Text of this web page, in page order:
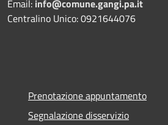
Email: info@comune.gangi.pa.it
Centralino Unico: 0921644076
Prenotazione appuntamento
Segnalazione disservizio